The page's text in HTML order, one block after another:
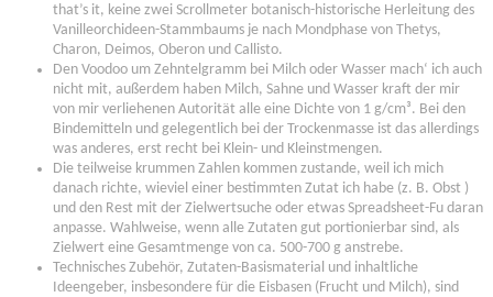
that’s it, keine zwei Scrollmeter botanisch-historische Herleitung des
Vanilleorchideen-Stammbaums je nach Mondphase von Thetys,
Charon, Deimos, Oberon und Callisto.
Den Voodoo um Zehntelgramm bei Milch oder Wasser mach‘ ich auch
nicht mit, außerdem haben Milch, Sahne und Wasser kraft der mir
von mir verliehenen Autorität alle eine Dichte von 1 g/cm³. Bei den
Bindemitteln und gelegentlich bei der Trockenmasse ist das allerdings
was anderes, erst recht bei Klein- und Kleinstmengen.
Die teilweise krummen Zahlen kommen zustande, weil ich mich
danach richte, wieviel einer bestimmten Zutat ich habe (z. B. Obst )
und den Rest mit der Zielwertsuche oder etwas Spreadsheet-Fu daran
anpasse. Wahlweise, wenn alle Zutaten gut portionierbar sind, als
Zielwert eine Gesamtmenge von ca. 500-700 g anstrebe.
Technisches Zubehör, Zutaten-Basismaterial und inhaltliche
Ideengeber, insbesondere für die Eisbasen (Frucht und Milch), sind